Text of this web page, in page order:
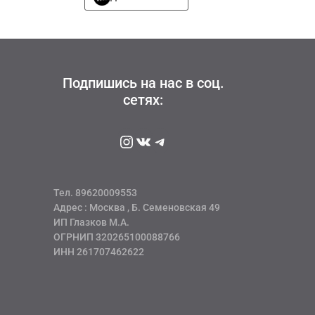
составляла
3320 руб
можно
на
товара.
Подпишись на нас в соц.
сетях:
Instagram
Тел. 89620009553
Адрес : Москва , Б. Семеновская 49
ИП Глазков М.А.
ОГРНИП 320265100088766
ИНН 261707462622